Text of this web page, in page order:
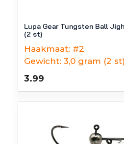
Lupa Gear Tungsten Ball
(2 st)
Haakmaat: #2
Gewicht: 3,0 gram (2 st)
3.99